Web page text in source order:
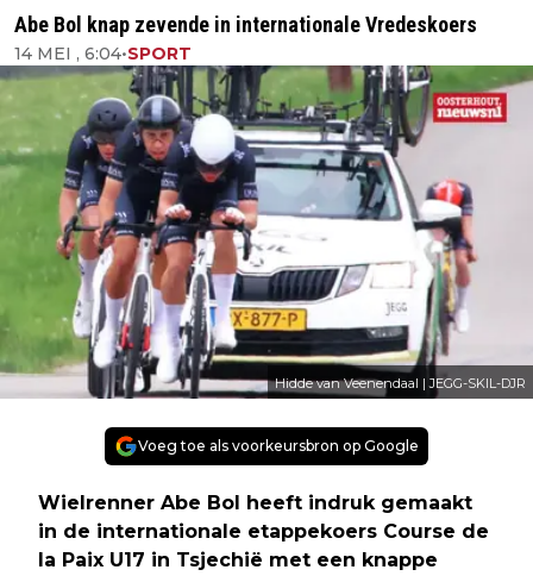
Abe Bol knap zevende in internationale Vredeskoers
14 MEI , 6:04•SPORT
Hidde van Veenendaal | JEGG-SKIL-DJR
Voeg toe als voorkeursbron op Google
Wielrenner Abe Bol heeft indruk gemaakt
in de internationale etappekoers Course de
la Paix U17 in Tsjechië met een knappe